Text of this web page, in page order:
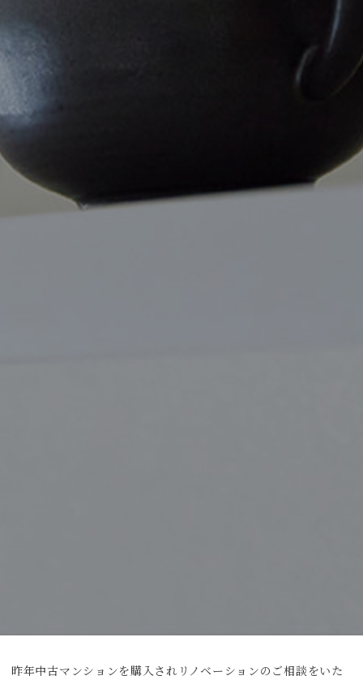
昨年中古マンションを購入されリノベーションのご相談をいた